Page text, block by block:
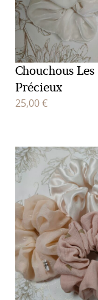
Chouchous Les
Précieux
25,00 €